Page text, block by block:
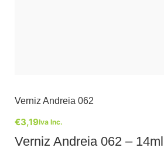
Verniz Andreia 062
€3,19Iva Inc.
Verniz Andreia 062 – 14ml